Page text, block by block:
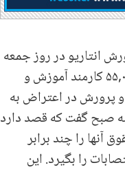
انتاریو در روز جمعه
علیرغم قوانین ضد اعتصاب دولت، دست به اعتصاب خواهند زد. این اتحادیه که نماینده ۵۵,۰۰۰ کارمند آموزش و
پرورش در اعتراض به
صبح گفت که قصد دارد
را چند برابر
را بگیرد. این